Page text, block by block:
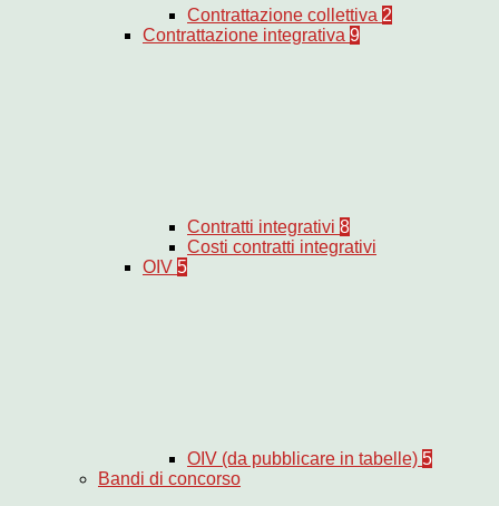
Contrattazione collettiva 2
Contrattazione integrativa 9
Contratti integrativi 8
Costi contratti integrativi
OIV 5
OIV (da pubblicare in tabelle) 5
Bandi di concorso